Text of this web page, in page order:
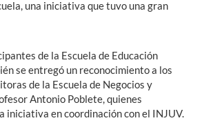
una iniciativa que tuvo una gran
de la Escuela de Educación
se entregó un reconocimiento a los
de la Escuela de Negocios y
Antonio Poblete, quienes
iniciativa en coordinación con el INJUV.